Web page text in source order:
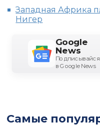
Западная Африка
Нигер
Google
News
Подписывайся
в Google News
Самые